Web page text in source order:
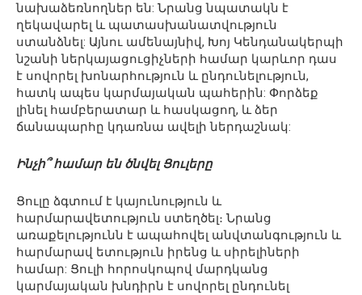
նախաձեռնողներ են: Նրանց նպատակն է
ղեկավարել և պատասխանատվություն
ստանձնել: Այնու ամենայնիվ, Խոյ Կենդանակերպի
նշանի ներկայացուցիչների համար կարևոր դաս
է սովորել խոնարհություն և ընդունելություն,
հատկ ապես կարմայական պահերին: Փորձեք
լինել համբերատար և հասկացող, և ձեր
ճանապարհը կդառնա ավելի ներդաշնակ:
Ինչի՞ համար են ծնվել Ցուլերը
Ցուլը ձգտում է կայունություն և
հարմարավետություն ստեղծել։ Նրանց
առաքելությունն է ապահովել անվտանգություն և
հարմարավ ետություն իրենց և սիրելիների
համար: Ցուլի հորոսկոպով մարդկանց
կարմայական խնդիրն է սովորել ընդունել